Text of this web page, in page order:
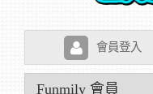
會員登入